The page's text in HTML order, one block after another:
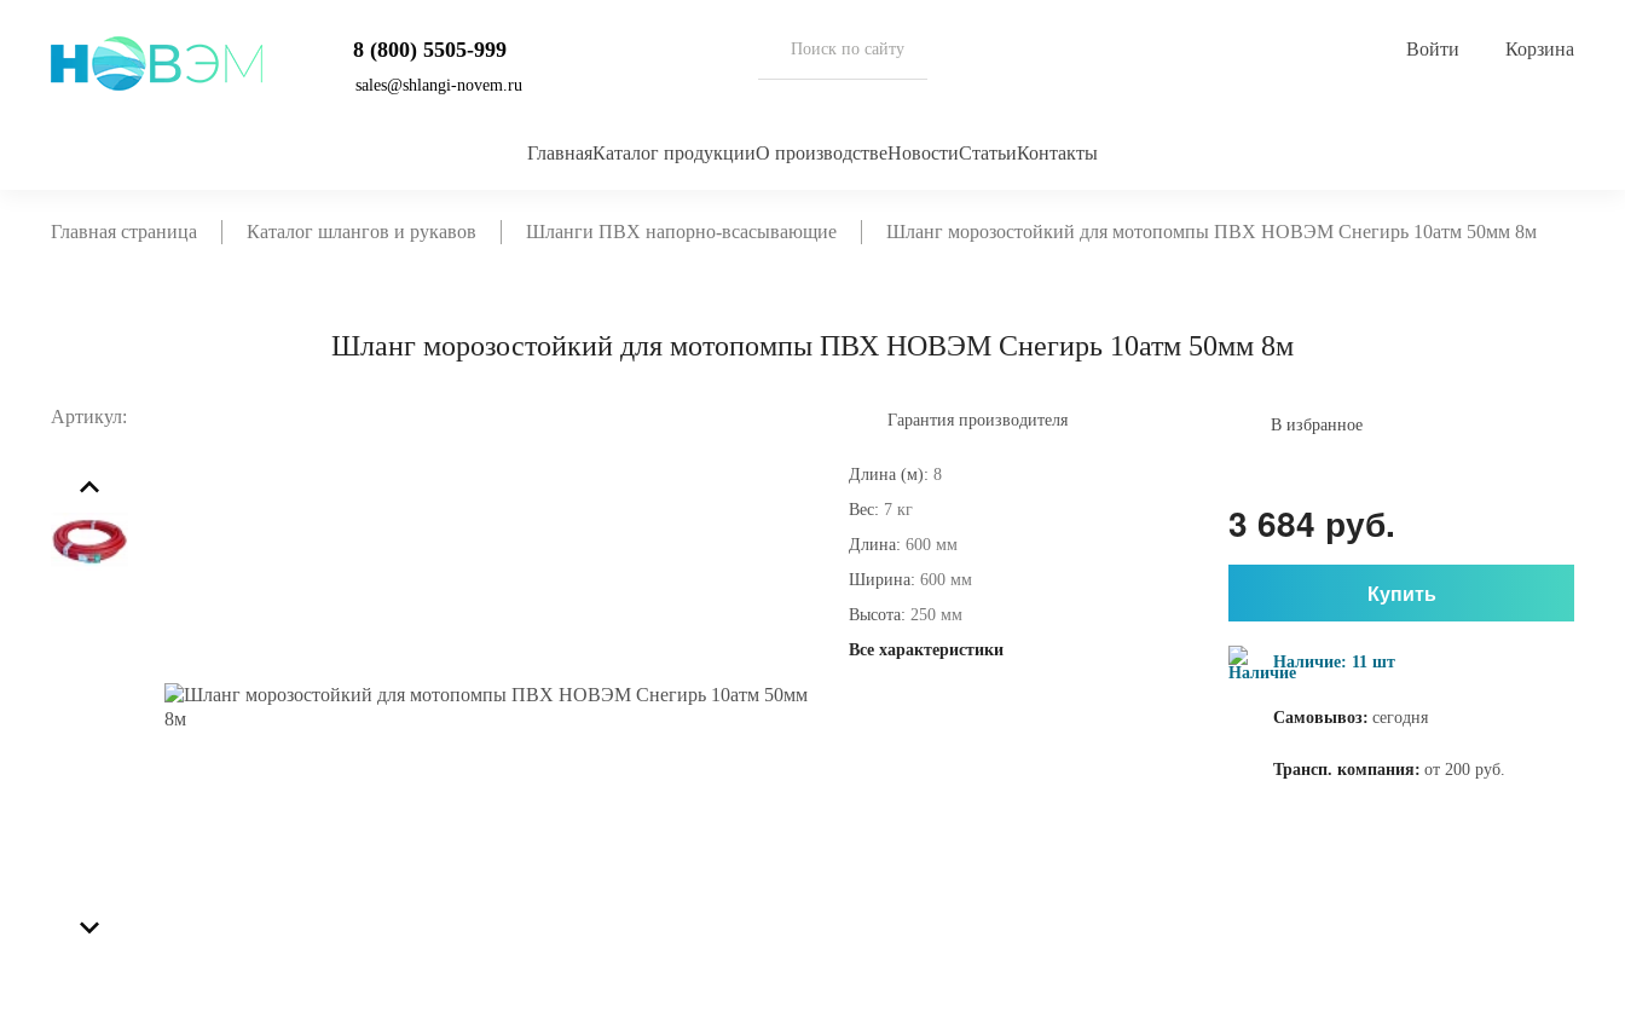
8 (800) 5505-999
sales@shlangi-novem.ru
Корзина
ГлавнаяКаталог продукцииО производствеНовостиСтатьиКонтакты
Главная страница Каталог шлангов и рукавов Шланги ПВХ напорно-всасывающие Шланг морозостойкий для мотопомпы ПВХ НОВЭМ Снегирь 10атм 50мм 8м
Шланг морозостойкий для мотопомпы ПВХ НОВЭМ Снегирь 10атм 50мм 8м
Артикул: Гарантия производителя
Длина (м): 8
Вес: 7 кг
Длина: 600 мм
Ширина: 600 мм
Высота: 250 мм
Все характеристики
В избранное
3 684 руб.
Купить
Наличие: 11 шт
Самовывоз: сегодня
Трансп. компания: от 200 руб.